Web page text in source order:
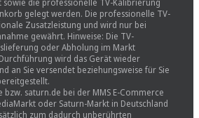
gelegt werden. Die professionelle TV-
Zusatzleistung und wird nur bei
gewährt. Hinweise: Die TV-
oder Abholung im Markt
wird das Gerät wieder
an Sie versendet beziehungsweise für Sie
bzw. saturn.de bei der MMS E-Commerce
oder Saturn-Markt in Deutschland
zum dadurch unberührten